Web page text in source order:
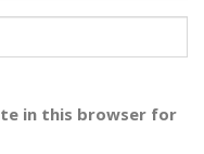
in this browser for